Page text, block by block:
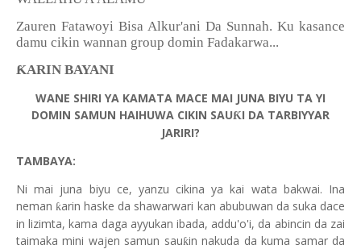
Zauren Fatawoyi Bisa Alkur'ani Da Sunnah. Ku kasance
damu cikin wannan group domin Fadakarwa...
ƘARIN BAYANI
WANE SHIRI YA KAMATA MACE MAI JUNA BIYU TA YI
DOMIN SAMUN HAIHUWA CIKIN SAUƘI DA TARBIYYAR
JARIRI?
TAMBAYA:
Ni mai juna biyu ce, yanzu cikina ya kai wata bakwai. Ina
nemanƙarin haske da shawarwari kan abubuwan da suka dace
in lizimta, kama daga ayyukan ibada, addu'o'i, da abincin da zai
taimaka mini wajen samun sauƙin nakuda da kuma samar da